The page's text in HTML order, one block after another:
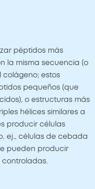
péptidos más
la misma secuencia (o
colágeno; estos
pequeños (que
o estructuras más
hélices similares a
producir células
ej., células de cebada
pueden producir
controladas.